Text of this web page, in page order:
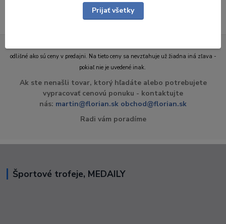
odlišné ako sú ceny v predajni. Na tieto ceny sa nevzťahuje už žiadna iná zľava -
pokiaľ nie je uvedené inak.
Ak ste nenašli tovar, ktorý hľadáte alebo potrebujete
vypracovať cenovú ponuku - kontaktujte
nás: martin@florian.sk obchod@florian.sk
Radi vám poradíme
Športové trofeje, MEDAILY
Prijať všetky